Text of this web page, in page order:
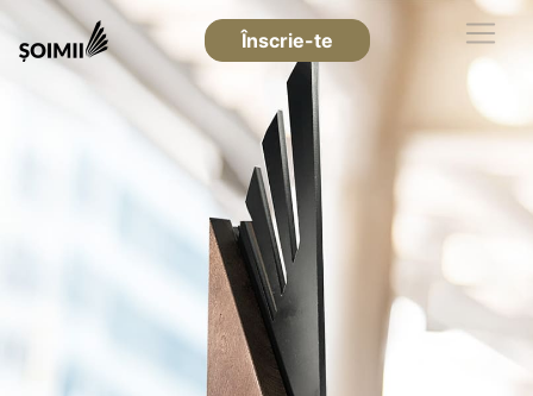
Înscrie-te